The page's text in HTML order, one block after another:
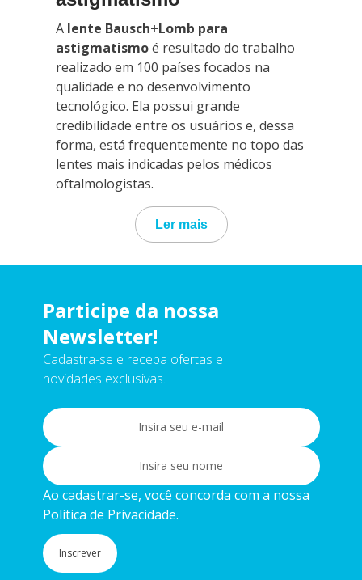
A lente Bausch+Lomb para
astigmatismoé resultado do trabalho
realizado em 100 países focados na
qualidade e no desenvolvimento
tecnológico. Ela possui grande
credibilidade entre os usuários e, dessa
forma, está frequentemente no topo das
lentes mais indicadas pelos médicos
oftalmologistas.
Ler mais
Participe da nossa
Newsletter!
Cadastra-se e receba ofertas e
novidades exclusivas.
Ao cadastrar-se, você concorda com a nossa
Política de Privacidade.
Inscrever